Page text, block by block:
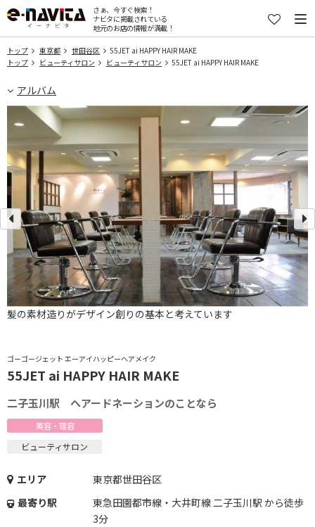
さぁ、今すぐ検索！
ナビタに掲載されている
地元のお店の情報が満載！
トップ 東京都 世田谷区
55JET ai HAPPY HAIR MAKE
トップ
ビューティサロン ビューティサロン 55JET ai HAPPY HAIR MAKE
アルバム
ゴーゴージェット エーアイハッピーヘアメイク
55JET ai HAPPY HAIR MAKE
二子玉川駅 ヘアードネーションのことなら
美容・理容
ビューティサロン
エリア
東京都世田谷区
最寄り駅
東急田園都市線・大井町線 二子玉川駅 から徒歩
3分
髪の素材造りがデザイン創りの基本と考えています